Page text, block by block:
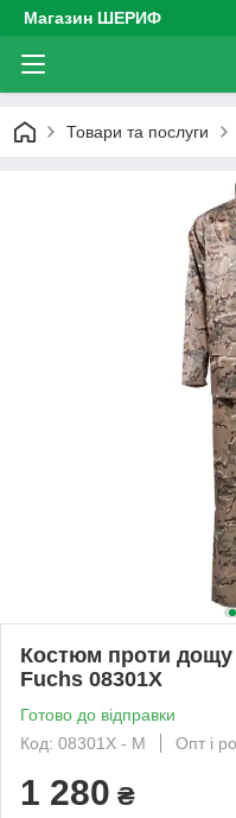
Магазин ШЕРИФ
Товари та послуги
Костюм проти
Fuchs 08301X
Готово до відправки
Код: 08301X - M
Опт і
1 280 ₴